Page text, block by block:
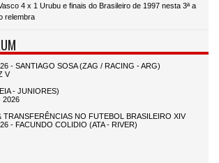
4 x 1 Urubu e finais do Brasileiro de 1997 nesta 3ª a
relembra